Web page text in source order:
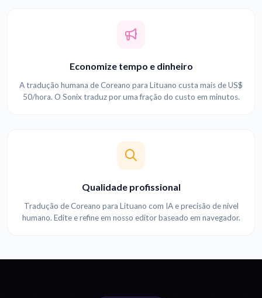
Economize tempo e dinheiro
A tradução humana de Coreano para Lituano custa mais de US$
50/hora. O Sonix traduz por uma fração do custo em minutos.
Qualidade profissional
Tradução de Coreano para Lituano com IA e precisão de nível
humano. Edite e refine em nosso editor baseado em navegador.